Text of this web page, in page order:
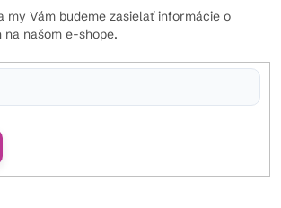
my Vám budeme zasielať informácie o
našom e-shope.